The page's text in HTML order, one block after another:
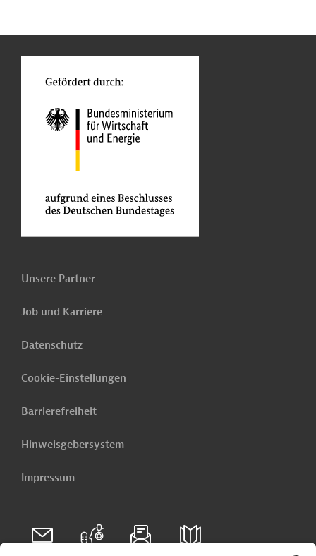
Unsere Partner
Job und Karriere
Datenschutz
Cookie-Einstellungen
Barrierefreiheit
Hinweisgebersystem
Impressum